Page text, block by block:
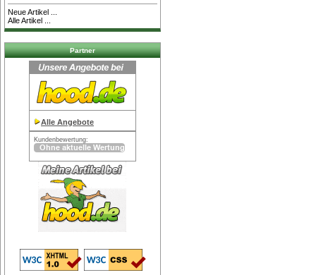
Neue Artikel ...
Alle Artikel ...
Partner
Alle Angebote
Kundenbewertung: